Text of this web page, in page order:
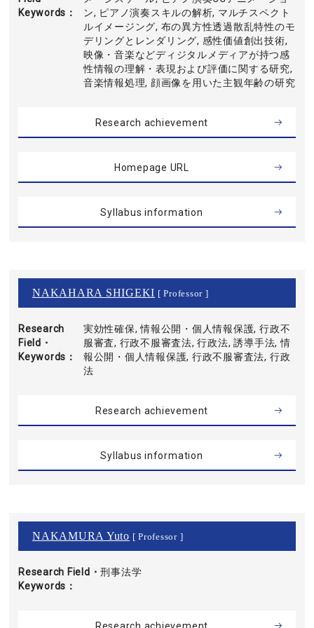
Keywords
ン, ピアノ演奏スキルの解析, マルチスペクト
ルイメージング, 布の異方性透過散乱特性のモ
デリングとレンダリング, 感性価値創出技術,
映像・音楽などディジタルメディアが持つ感
性情報の理解・表現および評価に関する研究,
音楽情報処理, 顔画像を用いた主観年齢の研究
Research achievement
Homepage URL
Syllabus information
NAKAHARA SHIGEKI [ Professor ]
Research
Field・
Keywords
実効性確保, 情報公開・個人情報保護, 行政不
服審査, 行政不服審査法, 行政法, 誘導手法, 情
報公開・個人情報保護, 行政不服審査法, 行政
法
Research achievement
Syllabus information
NAKAMURA Yuto [ Professor ]
Research Field・
Keywords
刑事法学